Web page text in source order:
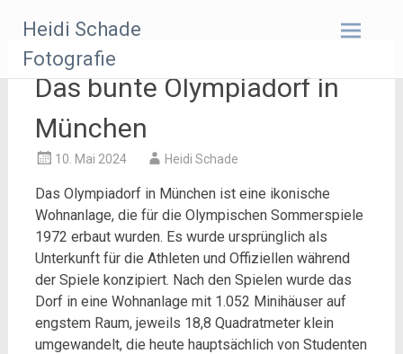
Inhalt
springen
Heidi Schade
Fotografie
Das bunte Olympiadorf in
München
10. Mai 2024 Heidi Schade
Das Olympiadorf in München ist eine ikonische
Wohnanlage, die für die Olympischen Sommerspiele
1972 erbaut wurden. Es wurde ursprünglich als
Unterkunft für die Athleten und Offiziellen während
der Spiele konzipiert. Nach den Spielen wurde das
Dorf in eine Wohnanlage mit 1.052 Minihäuser auf
engstem Raum, jeweils 18,8 Quadratmeter klein
umgewandelt, die heute hauptsächlich von Studenten